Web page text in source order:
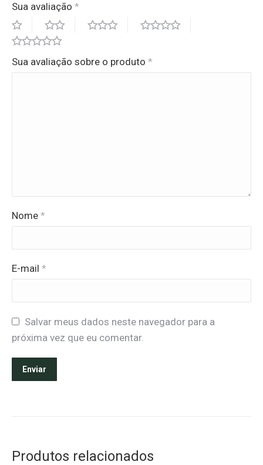
Sua avaliação *
Sua avaliação sobre o produto *
Nome *
E-mail *
Salvar meus dados neste navegador para a
próxima vez que eu comentar.
Produtos relacionados